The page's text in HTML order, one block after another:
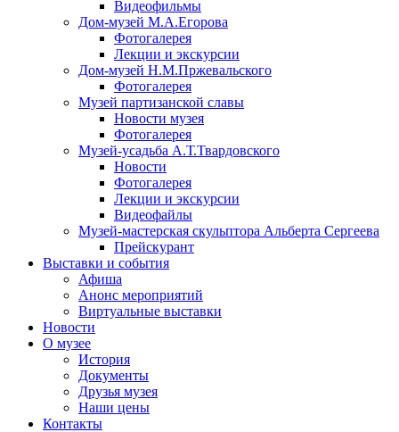
Видеофильмы
Дом-музей М.А.Егорова
Фотогалерея
Лекции и экскурсии
Дом-музей Н.М.Пржевальского
Фотогалерея
Музей партизанской славы
Новости музея
Фотогалерея
Музей-усадьба А.Т.Твардовского
Новости
Фотогалерея
Лекции и экскурсии
Видеофайлы
Музей-мастерская скульптора Альберта Сергеева
Прейскурант
Выставки и события
Афиша
Анонс мероприятий
Виртуальные выставки
Новости
О музее
История
Документы
Друзья музея
Наши цены
Контакты